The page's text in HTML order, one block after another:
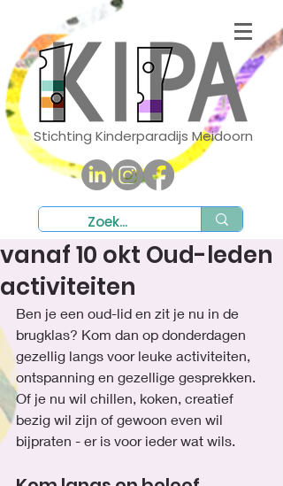
Stichting Kinderparadijs Meidoorn
vanaf 10 okt Oud-leden
activiteiten
Ben je een oud-lid en zit je nu in de
brugklas? Kom dan op donderdagen
gezellig langs voor leuke activiteiten,
ontspanning en gezellige gesprekken.
Of je nu wil chillen, koken, creatief
bezig wil zijn of gewoon even wil
bijpraten - er is voor ieder wat wils.